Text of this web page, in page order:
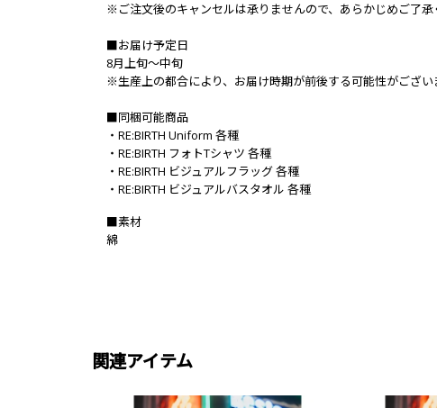
※ご注文後のキャンセルは承りませんので、あらかじめご了承
■お届け予定日
8月上旬～中旬
※生産上の都合により、お届け時期が前後する可能性がござい
■同梱可能商品
・RE:BIRTH Uniform 各種
・RE:BIRTH フォトTシャツ 各種
・RE:BIRTH ビジュアルフラッグ 各種
・RE:BIRTH ビジュアルバスタオル 各種
■素材
綿
関連アイテム